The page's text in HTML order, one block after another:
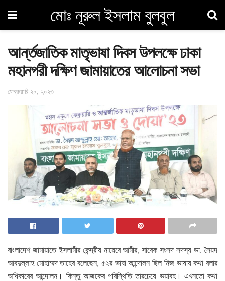
মোঃ নূরুল ইসলাম বুলবুল
আর্ন্তজাতিক মাতৃভাষা দিবস উপলক্ষে ঢাকা
মহানগরী দক্ষিণ জামায়াতের আলোচনা সভা
ফেব্রুয়ারি ২০, ২০২৩
বাংলাদেশ জামায়াতে ইসলামীর কেন্দ্রীয় নায়েবে আমীর, সাবেক সংসদ সদস্য ডা. সৈয়দ
আবদুল্লাহ মোহাম্মদ তাহের বলেছেন, ৫২র ভাষা আন্দোলন ছিল নিজ ভাষায় কথা বলার
অধিকারের আন্দোলন। কিন্তু আজকের পরিস্থিতি তারচেয়ে ভয়াবহ। এখনতো কথা